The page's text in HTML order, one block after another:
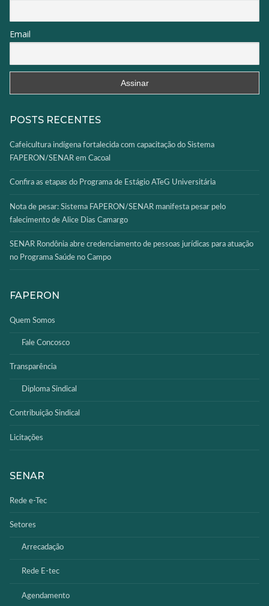
Email
POSTS RECENTES
Cafeicultura indígena fortalecida com capacitação do Sistema
FAPERON/SENAR em Cacoal
Confira as etapas do Programa de Estágio ATeG Universitária
Nota de pesar: Sistema FAPERON/SENAR manifesta pesar pelo
falecimento de Alice Dias Camargo
SENAR Rondônia abre credenciamento de pessoas jurídicas para atuação
no Programa Saúde no Campo
FAPERON
Quem Somos
Fale Concosco
Transparência
Diploma Sindical
Contribuição Sindical
Licitações
SENAR
Rede e-Tec
Setores
Arrecadação
Rede E-tec
Agendamento